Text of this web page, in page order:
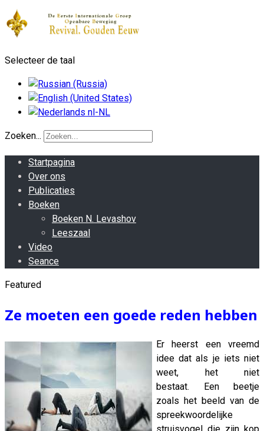
Selecteer de taal
Zoeken...
Startpagina
Over ons
Publicaties
Boeken
Boeken N. Levashov
Leeszaal
Video
Seance
Featured
Ze moeten een goede reden hebben
Er heerst een vreemd
idee dat als je iets niet
weet, het niet
bestaat. Een beetje
zoals het beeld van de
spreekwoordelijke